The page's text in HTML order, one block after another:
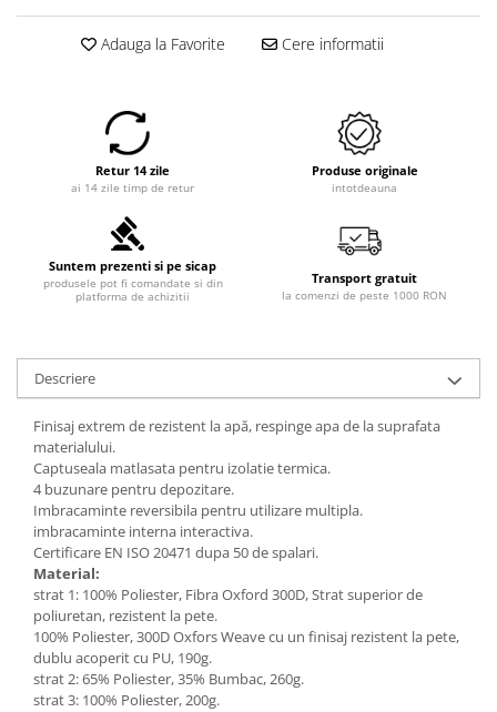
Adauga la Favorite Cere informatii
Retur 14 zile
ai 14 zile timp de retur
Produse originale
intotdeauna
Suntem prezenti si pe sicap
produsele pot fi comandate si din
platforma de achizitii
Transport gratuit
la comenzi de peste 1000 RON
Descriere
Finisaj extrem de rezistent la apă, respinge apa de la suprafata
materialului.
Captuseala matlasata pentru izolatie termica.
4 buzunare pentru depozitare.
Imbracaminte reversibila pentru utilizare multipla.
imbracaminte interna interactiva.
Certificare EN ISO 20471 dupa 50 de spalari.
Material:
strat 1: 100% Poliester, Fibra Oxford 300D, Strat superior de
poliuretan, rezistent la pete.
100% Poliester, 300D Oxfors Weave cu un finisaj rezistent la pete,
dublu acoperit cu PU, 190g.
strat 2: 65% Poliester, 35% Bumbac, 260g.
strat 3: 100% Poliester, 200g.